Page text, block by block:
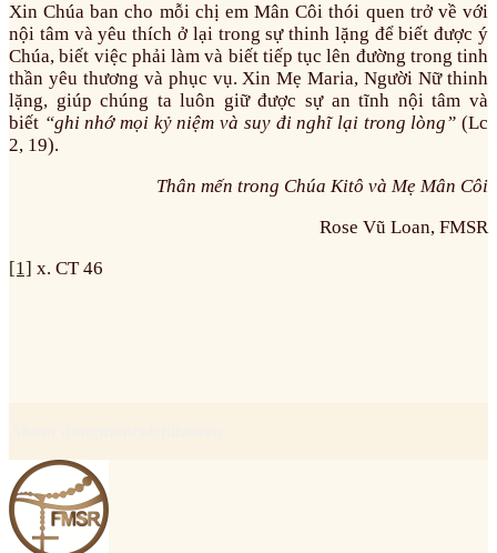
Xin Chúa ban cho mỗi chị em Mân Côi thói quen trở về với
nội tâm và yêu thích ở lại trong sự thinh lặng để biết được ý
Chúa, biết việc phải làm và biết tiếp tục lên đường trong tinh
thần yêu thương và phục vụ. Xin Mẹ Maria, Người Nữ thinh
lặng, giúp chúng ta luôn giữ được sự an tĩnh nội tâm và
biết “ghi nhớ mọi kỷ niệm và suy đi nghĩ lại trong lòng” (Lc
2, 19).
Thân mến trong Chúa Kitô và Mẹ Mân Côi
Rose Vũ Loan, FMSR
[1] x. CT 46